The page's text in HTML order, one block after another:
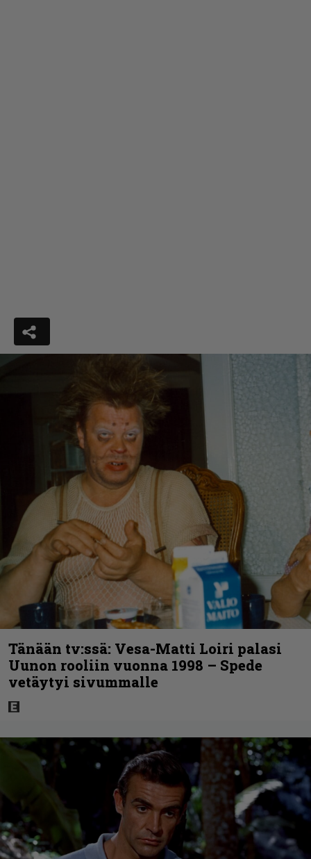
Tänään tv:ssä: Vesa-Matti Loiri palasi
Uunon rooliin vuonna 1998 – Spede
vetäytyi sivummalle